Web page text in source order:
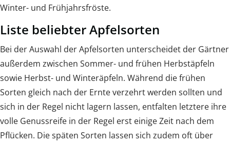
Winter- und Frühjahrsfröste.
Liste beliebter Apfelsorten
Bei der Auswahl der Apfelsorten unterscheidet der Gärtner
außerdem zwischen Sommer- und frühen Herbstäpfeln
sowie Herbst- und Winteräpfeln. Während die frühen
Sorten gleich nach der Ernte verzehrt werden sollten und
sich in der Regel nicht lagern lassen, entfalten letztere ihre
volle Genussreife in der Regel erst einige Zeit nach dem
Pflücken. Die späten Sorten lassen sich zudem oft über